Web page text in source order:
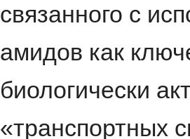
связанного с
амидов как
биологически
«транспортных